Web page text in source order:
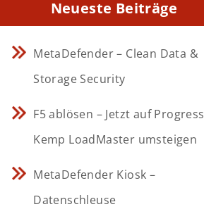
Neueste Beiträge
MetaDefender – Clean Data &
Storage Security
F5 ablösen – Jetzt auf Progress
Kemp LoadMaster umsteigen
MetaDefender Kiosk –
Datenschleuse